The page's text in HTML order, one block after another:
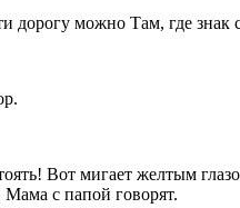
дорогу можно Там, где
Вот мигает желтым
с папой говорят.